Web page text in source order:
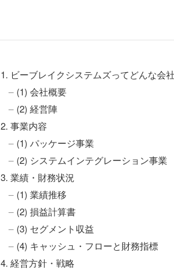
1. ビーブレイクシステムズってどんな会
(1) 会社概要
(2) 経営陣
2. 事業内容
(1) パッケージ事業
(2) システムインテグレーション事業
3. 業績・財務状況
(1) 業績推移
(2) 損益計算書
(3) セグメント収益
(4) キャッシュ・フローと財務指標
4. 経営方針・戦略